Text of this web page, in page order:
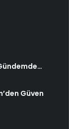
Güven